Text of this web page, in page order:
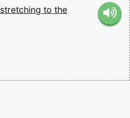
stretching to the